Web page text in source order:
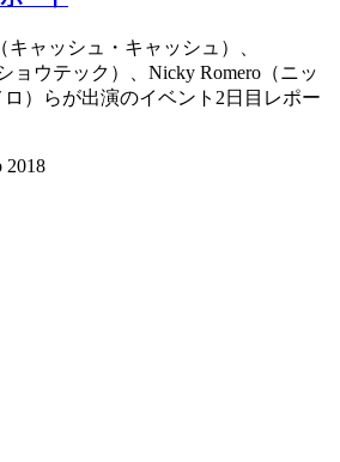
キャッシュ・キャッシュ）、
ョウテック）、Nicky Romero（ニッ
）らが出演のイベント2日目レポー
2018